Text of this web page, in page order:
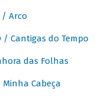
/ Arco
/ Cantigas do Tempo
das Folhas
Minha Cabeça